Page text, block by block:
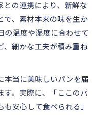
との連携により、新鮮な
で、素材本来の味を生か
の温度や湿度に合わせて
、細かな工夫が積み重ね
本当に美味しいパンを届
す。実際に、「ここのパ
安心して食べられる」